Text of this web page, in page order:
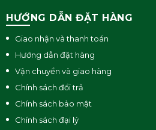
CHARCOAL POWDER,
DIOSPYROS KAKI FRUIT
CI77266, LAURETH-21, PEG-
CASTOR OIL, SODIUM
SALICYLIC ACID, EDTA,
Ưu điểm nổi bật :
HƯỚNG DẪN ĐẶT HÀNG
Giao nhận và thanh toán
Hướng dẫn đặt hàng
Vận chuyển và giao hàng
Chính sách đổi trả
Chính sách bảo mật
Chính sách đại lý